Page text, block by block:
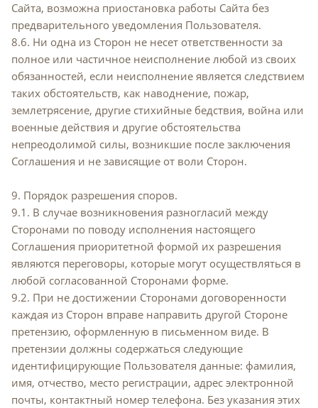
Сайта, возможна приостановка работы Сайта без
предварительного уведомления Пользователя.
8.6. Ни одна из Сторон не несет ответственности за
полное или частичное неисполнение любой из своих
обязанностей, если неисполнение является следствием
таких обстоятельств, как наводнение, пожар,
землетрясение, другие стихийные бедствия, война или
военные действия и другие обстоятельства
непреодолимой силы, возникшие после заключения
Соглашения и не зависящие от воли Сторон.
9. Порядок разрешения споров.
9.1. В случае возникновения разногласий между
Сторонами по поводу исполнения настоящего
Соглашения приоритетной формой их разрешения
являются переговоры, которые могут осуществляться в
любой согласованной Сторонами форме.
9.2. При не достижении Сторонами договоренности
каждая из Сторон вправе направить другой Стороне
претензию, оформленную в письменном виде. В
претензии должны содержаться следующие
идентифицирующие Пользователя данные: фамилия,
имя, отчество, место регистрации, адрес электронной
почты, контактный номер телефона. Без указания этих